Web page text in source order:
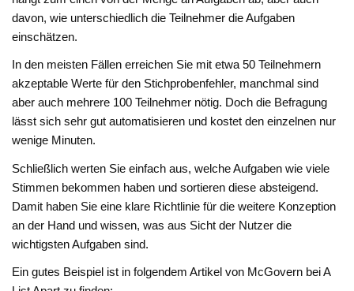
davon, wie unterschiedlich die Teilnehmer die Aufgaben
einschätzen.
In den meisten Fällen erreichen Sie mit etwa 50 Teilnehmern
akzeptable Werte für den Stichprobenfehler, manchmal sind
aber auch mehrere 100 Teilnehmer nötig. Doch die Befragung
lässt sich sehr gut automatisieren und kostet den einzelnen nur
wenige Minuten.
Schließlich werten Sie einfach aus, welche Aufgaben wie viele
Stimmen bekommen haben und sortieren diese absteigend.
Damit haben Sie eine klare Richtlinie für die weitere Konzeption
an der Hand und wissen, was aus Sicht der Nutzer die
wichtigsten Aufgaben sind.
Ein gutes Beispiel ist in folgendem Artikel von McGovern bei A